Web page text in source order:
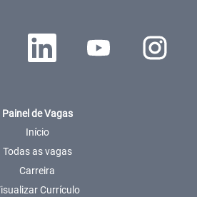
uma nova guia.
Abre em uma nova guia.Abre em uma nova guia.
Abre em
Painel de Vagas
Início
Todas as vagas
Carreira
Currículo